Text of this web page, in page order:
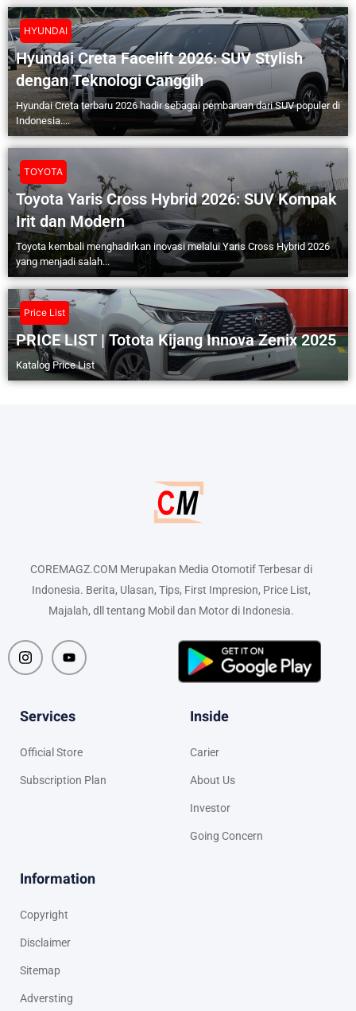
HYUNDAI
Hyundai Creta Facelift 2026: SUV Stylish
dengan Teknologi Canggih
Hyundai Creta terbaru 2026 hadir sebagai pembaruan dari SUV populer di
Indonesia....
TOYOTA
Toyota Yaris Cross Hybrid 2026: SUV Kompak
Irit dan Modern
Toyota kembali menghadirkan inovasi melalui Yaris Cross Hybrid 2026
yang menjadi salah...
Price List
PRICE LIST | Totota Kijang Innova Zenix 2025
Katalog Price List
COREMAGZ.COM Merupakan Media Otomotif Terbesar di
Indonesia. Berita, Ulasan, Tips, First Impresion, Price List,
Majalah, dll tentang Mobil dan Motor di Indonesia.
Services
Official Store
Subscription Plan
Inside
Carier
About Us
Investor
Going Concern
Information
Copyright
Disclaimer
Sitemap
Adversting